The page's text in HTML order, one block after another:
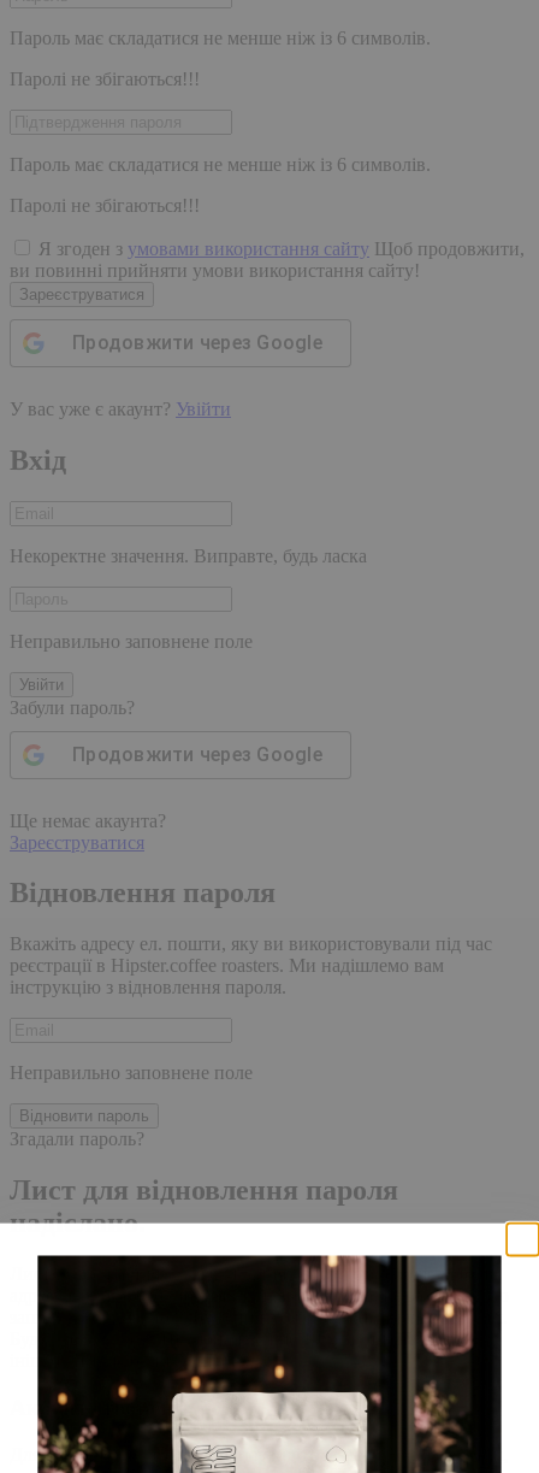
Пароль має складатися не менше ніж із 6 символів.
Паролі не збігаються!!!
Пароль має складатися не менше ніж із 6 символів.
Паролі не збігаються!!!
Я згоден з умовами використання сайту Щоб продовжити,
ви повинні прийняти умови використання сайту!
Зареєструватися
Продовжити через Google
У вас уже є акаунт? Увійти
Вхід
Некоректне значення. Виправте, будь ласка
Неправильно заповнене поле
Увійти
Забули пароль?
Продовжити через Google
Ще немає акаунта?
Зареєструватися
Відновлення пароля
Вкажіть адресу ел. пошти, яку ви використовували під час
реєстрації в Hipster.coffee roasters. Ми надішлемо вам
інструкцію з відновлення пароля.
Неправильно заповнене поле
Відновити пароль
Згадали пароль?
Лист для відновлення пароля
надіслано.
Лист із посиланням для скидання пароля було надіслано на
адресу електронної пошти, прив'язану до вашого облікового
запису, доставка повідомлення може зайняти кілька хвилин.
Будь ласка, зачекайте щонайменше 10 хвилин, перш ніж
ініціювати ще один запит.
Акаунт створено
Для завершення реєстрації, перейдіть за посиланням у листі,